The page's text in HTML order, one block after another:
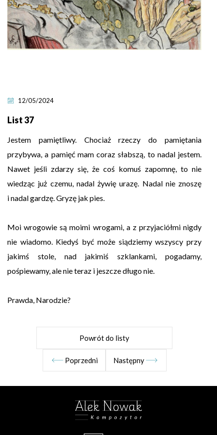
12/05/2024
List 37
Jestem pamiętliwy. Chociaż rzeczy do pamiętania
przybywa, a pamięć mam coraz słabszą, to nadal jestem.
Nawet jeśli zdarzy się, że coś komuś zapomnę, to nie
wiedząc już czemu, nadal żywię urazę. Nadal nie znoszę
i nadal gardzę. Gryzę jak pies.
Moi wrogowie są moimi wrogami, a z przyjaciółmi nigdy
nie wiadomo. Kiedyś być może siądziemy wszyscy przy
jakimś stole, nad jakimiś szklankami, pogadamy,
pośpiewamy, ale nie teraz i jeszcze długo nie.
Prawda, Narodzie?
Poprzedni
Powrót do listy
Następny